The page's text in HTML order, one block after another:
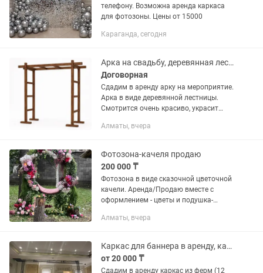
телефону. Возможна аренда каркаса
для фотозоны. Цены от 15000
Караганда, сегодня
Арка на свадьбу, деревянная лестница, фотозона, арка из дерева, оформление
Договорная
Сдадим в аренду арку на мероприятие.
Арка в виде деревянной лестницы.
Смотрится очень красиво, украсит
можно регулировать. Можно украсить
Алматы, вчера
Фотозона-качеля продаю
200 000 ₸
Фотозона в виде сказочной цветочной
качели. Аренда/Продаю вместе с
оформлением - цветы и подушка-
аккуратно хранится в специальном
Алматы, вчера
Каркас для баннера в аренду, каркас для фотозоны Алматы, каркас из ферм
от 20 000 ₸
Сдадим в аренду каркас из ферм (12